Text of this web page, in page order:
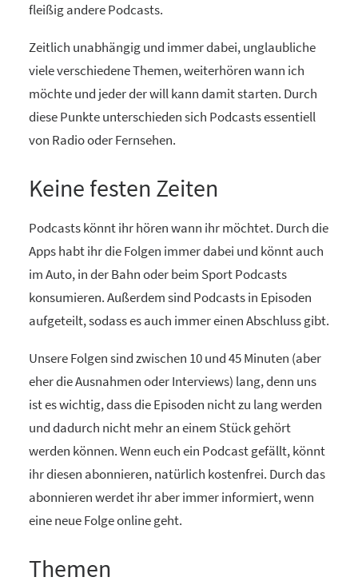
fleißig andere Podcasts.
Zeitlich unabhängig und immer dabei, unglaubliche
viele verschiedene Themen, weiterhören wann ich
möchte und jeder der will kann damit starten. Durch
diese Punkte unterschieden sich Podcasts essentiell
von Radio oder Fernsehen.
Keine festen Zeiten
Podcasts könnt ihr hören wann ihr möchtet. Durch die
Apps habt ihr die Folgen immer dabei und könnt auch
im Auto, in der Bahn oder beim Sport Podcasts
konsumieren. Außerdem sind Podcasts in Episoden
aufgeteilt, sodass es auch immer einen Abschluss gibt.
Unsere Folgen sind zwischen 10 und 45 Minuten (aber
eher die Ausnahmen oder Interviews) lang, denn uns
ist es wichtig, dass die Episoden nicht zu lang werden
und dadurch nicht mehr an einem Stück gehört
werden können. Wenn euch ein Podcast gefällt, könnt
ihr diesen abonnieren, natürlich kostenfrei. Durch das
abonnieren werdet ihr aber immer informiert, wenn
eine neue Folge online geht.
Themen